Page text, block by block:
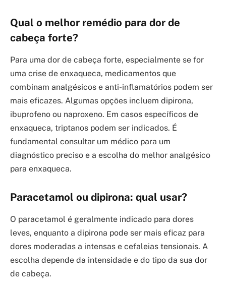
Qual o melhor remédio para dor de
cabeça forte?
Para uma dor de cabeça forte, especialmente se for
uma crise de enxaqueca, medicamentos que
combinam analgésicos e anti-inflamatórios podem ser
mais eficazes. Algumas opções incluem dipirona,
ibuprofeno ou naproxeno. Em casos específicos de
enxaqueca, triptanos podem ser indicados. É
fundamental consultar um médico para um
diagnóstico preciso e a escolha do melhor analgésico
para enxaqueca.
Paracetamol ou dipirona: qual usar?
O paracetamol é geralmente indicado para dores
leves, enquanto a dipirona pode ser mais eficaz para
dores moderadas a intensas e cefaleias tensionais. A
escolha depende da intensidade e do tipo da sua dor
de cabeça.